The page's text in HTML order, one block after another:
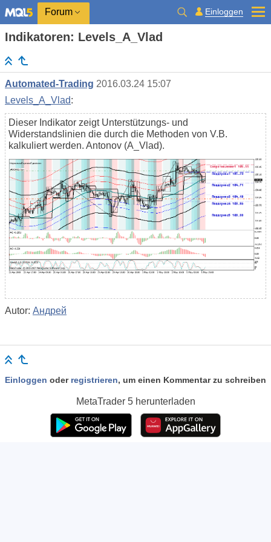
Forum Einloggen
Indikatoren: Levels_A_Vlad
Automated-Trading 2016.03.24 15:07
Levels_A_Vlad:
Dieser Indikator zeigt Unterstützungs- und
Widerstandslinien die durch die Methoden von V.B.
kalkuliert werden. Antonov (A_Vlad).
Autor: Андрей
Einloggen oder registrieren, um einen Kommentar zu schreiben
MetaTrader 5herunterladen